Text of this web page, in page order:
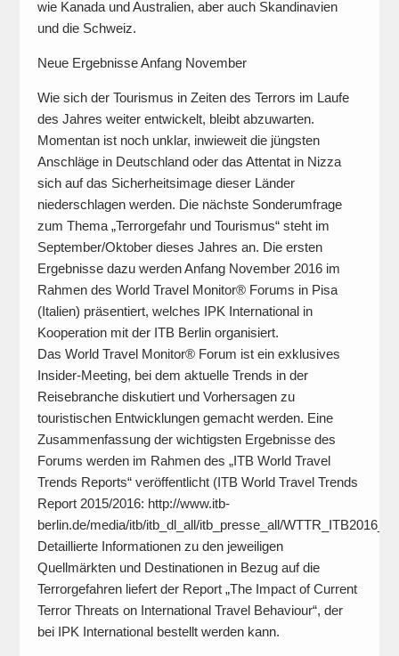
wie Kanada und Australien, aber auch Skandinavien
und die Schweiz.
Neue Ergebnisse Anfang November
Wie sich der Tourismus in Zeiten des Terrors im Laufe
des Jahres weiter entwickelt, bleibt abzuwarten.
Momentan ist noch unklar, inwieweit die jüngsten
Anschläge in Deutschland oder das Attentat in Nizza
sich auf das Sicherheitsimage dieser Länder
niederschlagen werden. Die nächste Sonderumfrage
zum Thema „Terrorgefahr und Tourismus“ steht im
September/Oktober dieses Jahres an. Die ersten
Ergebnisse dazu werden Anfang November 2016 im
Rahmen des World Travel Monitor® Forums in Pisa
(Italien) präsentiert, welches IPK International in
Kooperation mit der ITB Berlin organisiert.
Das World Travel Monitor® Forum ist ein exklusives
Insider-Meeting, bei dem aktuelle Trends in der
Reisebranche diskutiert und Vorhersagen zu
touristischen Entwicklungen gemacht werden. Eine
Zusammenfassung der wichtigsten Ergebnisse des
Forums werden im Rahmen des „ITB World Travel
Trends Reports“ veröffentlicht (ITB World Travel Trends
Report 2015/2016: http://www.itb-
berlin.de/media/itb/itb_dl_all/itb_presse_all/
Detaillierte Informationen zu den jeweiligen
Quellmärkten und Destinationen in Bezug auf die
Terrorgefahren liefert der Report „The Impact of Current
Terror Threats on International Travel Behaviour“, der
bei IPK International bestellt werden kann.